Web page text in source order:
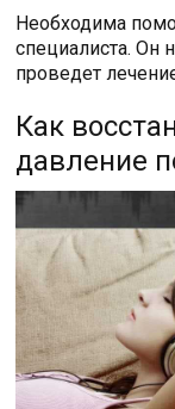
Необходима
специалиста. Он
проведет
Как
давление